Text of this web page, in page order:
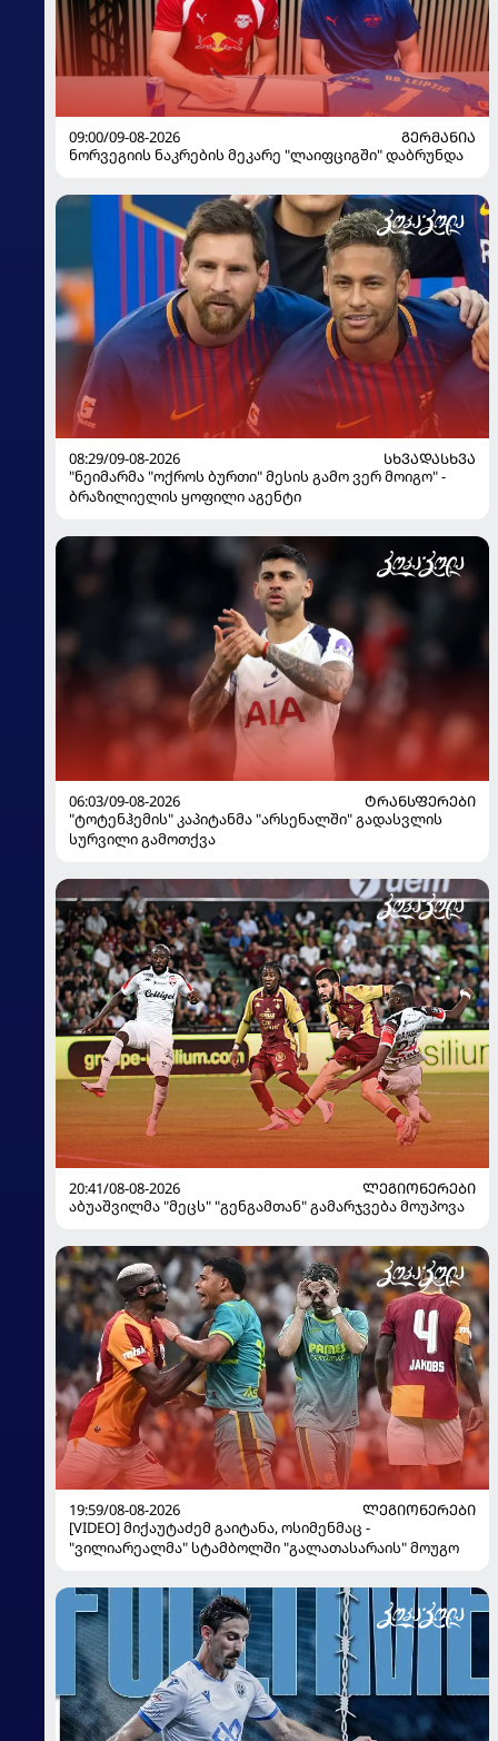
09:00/09-08-2026
ᲒᲔᲠᲛᲐᲜᲘᲐ
ნორვეგიის ნაკრების მეკარე "ლაიფციგში" დაბრუნდა
08:29/09-08-2026
ᲡᲮᲕᲐᲓᲐᲡᲮᲕᲐ
"ნეიმარმა "ოქროს ბურთი" მესის გამო ვერ მოიგო" -
ბრაზილიელის ყოფილი აგენტი
06:03/09-08-2026
ᲢᲠᲐᲜᲡᲤᲔᲠᲔᲑᲘ
"ტოტენჰემის" კაპიტანმა "არსენალში" გადასვლის
სურვილი გამოთქვა
20:41/08-08-2026
ᲚᲔᲒᲘᲝᲜᲔᲠᲔᲑᲘ
აბუაშვილმა "მეცს" "გენგამთან" გამარჯვება მოუპოვა
19:59/08-08-2026
ᲚᲔᲒᲘᲝᲜᲔᲠᲔᲑᲘ
[VIDEO] მიქაუტაძემ გაიტანა, ოსიმენმაც -
"ვილიარეალმა" სტამბოლში "გალათასარაის" მოუგო